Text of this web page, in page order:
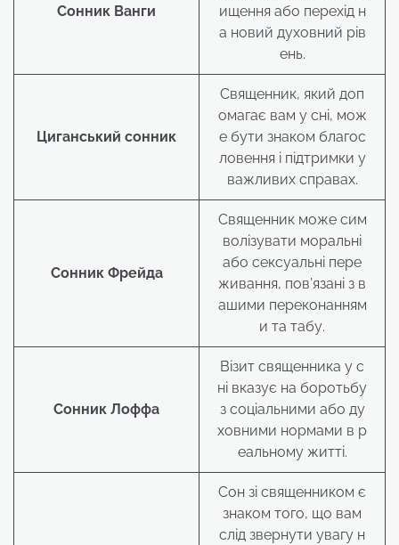
Сонник Ванги
ищення або перехід н
а новий духовний рів
ень.
Циганський сонник
Священник, який доп
омагає вам у сні, мож
е бути знаком благос
ловення і підтримки у
важливих справах.
Сонник Фрейда
Священник може сим
волізувати моральні
або сексуальні пере
живання, пов’язані з в
ашими переконанням
и та табу.
Сонник Лоффа
Візит священника у с
ні вказує на боротьбу
з соціальними або ду
ховними нормами в р
еальному житті.
Сон зі священником є
знаком того, що вам
слід звернути увагу н